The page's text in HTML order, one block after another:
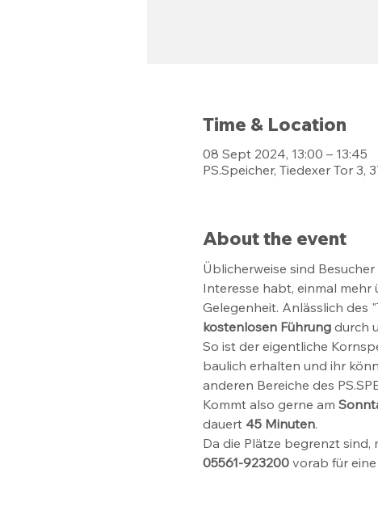
Time & Location
08 Sept 2024, 13:00 – 13:45
PS.Speicher, Tiedexer Tor 3,
About the event
Üblicherweise sind
Interesse habt, einmal mehr
Gelegenheit. Anlässlich des
kostenlosen Führung durch
So ist der eigentliche
baulich erhalten und ihr
anderen Bereiche des
Kommt also gerne am
dauert 45 Minuten.
Da die Plätze begrenzt
05561-923200 vorab für eine